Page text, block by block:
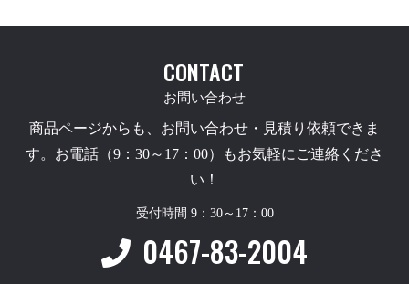
CONTACT
お問い合わせ
商品ページからも、お問い合わせ・見積り依頼できま
す。お電話（9：30～17：00）もお気軽にご連絡くださ
い！
受付時間 9：30～17：00
0467-83-2004